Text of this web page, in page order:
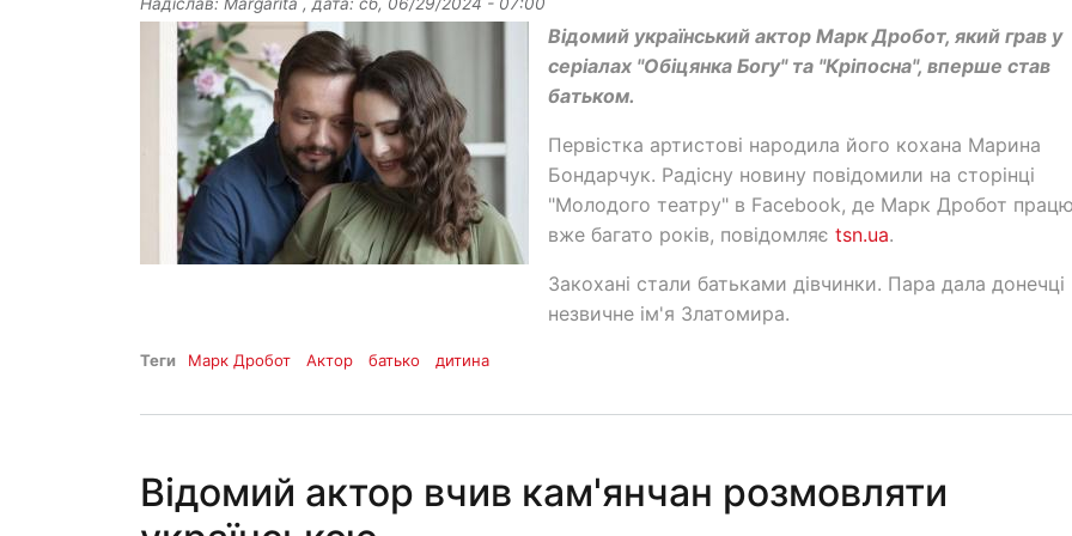
Відомий український актор Марк Дробот, який грав у
серіалах "Обіцянка Богу" та "Кріпосна", вперше став
батьком.
Первістка артистові народила його кохана Марина
Бондарчук. Радісну новину повідомили на сторінці
"Молодого театру" в Facebook, де Марк Дробот
вже багато років, повідомляє tsn.ua.
Закохані стали батьками дівчинки. Пара дала донечці
незвичне ім'я Златомира.
Теги Марк Дробот Актор батько дитина
Відомий актор вчив кам'янчан розмовляти